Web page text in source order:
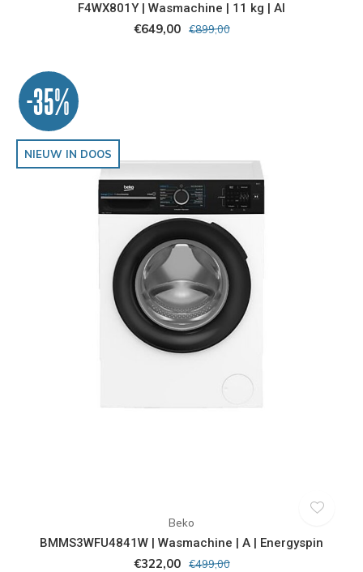
F4WX801Y | Wasmachine | 11 kg | AI
€649,00 €899,00
-35%
NIEUW IN DOOS
Beko
BMMS3WFU4841W | Wasmachine | A | Energyspin
€322,00 €499,00